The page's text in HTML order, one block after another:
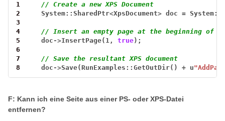
1
// Create a new XPS Document
2
System::SharedPtr<XpsDocument> doc =
3
4
// Insert an empty page at the beginning of
5
doc ->InsertPage(1, true);
6
7
// Save the resultant XPS document
8
doc ->Save(RunExamples::GetOutDir() + u
F: Kann ich eine Seite aus einer PS- oder XPS-Datei
entfernen?